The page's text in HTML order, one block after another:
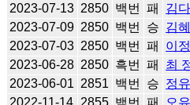
2023-07-13 2850 백번 패 김
2023-07-09 2850 백번 승 김
2023-07-03 2850 백번 패 이
2023-06-28 2850 흑번 패 최
2023-06-01 2851 백번 승 정
2022-11-14 2855 백번 패 오